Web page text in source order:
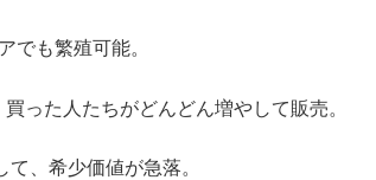
でも繁殖可能。
った人たちがどんどん増やして販売。
、希少価値が急落。